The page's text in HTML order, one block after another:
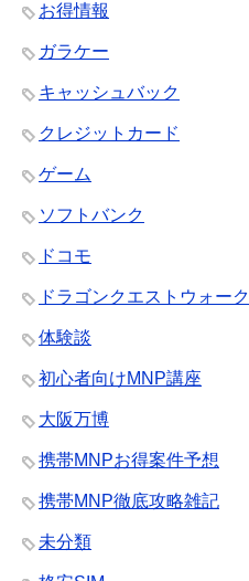
お得情報
ガラケー
キャッシュバック
クレジットカード
ゲーム
ソフトバンク
ドコモ
ドラゴンクエストウォーク
体験談
初心者向けMNP講座
大阪万博
携帯MNPお得案件予想
携帯MNP徹底攻略雑記
未分類